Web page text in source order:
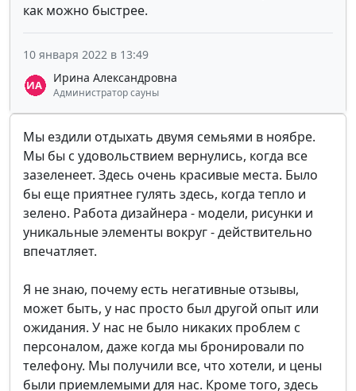
как можно быстрее.
Ирина Александровна
Администратор сауны
10 января 2022 в 13:49
Мы ездили отдыхать двумя семьями в ноябре.
Мы бы с удовольствием вернулись, когда все
зазеленеет. Здесь очень красивые места. Было
бы еще приятнее гулять здесь, когда тепло и
зелено. Работа дизайнера - модели, рисунки и
уникальные элементы вокруг - действительно
впечатляет.
Я не знаю, почему есть негативные отзывы,
может быть, у нас просто был другой опыт или
ожидания. У нас не было никаких проблем с
персоналом, даже когда мы бронировали по
телефону. Мы получили все, что хотели, и цены
были приемлемыми для нас. Кроме того, здесь